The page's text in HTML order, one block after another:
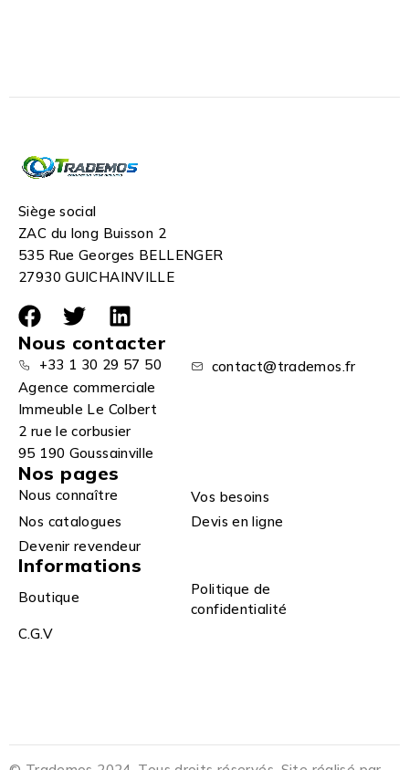
Siège social
ZAC du long Buisson 2
535 Rue Georges BELLENGER
27930 GUICHAINVILLE
Nous contacter
+33 1 30 29 57 50
contact@trademos.fr
Agence commerciale
Immeuble Le Colbert
2 rue le corbusier
95 190 Goussainville
Nos pages
Nous connaître
Vos besoins
Nos catalogues
Devis en ligne
Devenir revendeur
Informations
Boutique
Politique de
confidentialité
C.G.V